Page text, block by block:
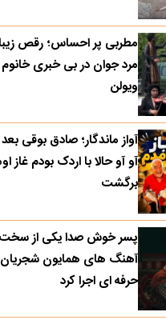
مطربی پر احساس؛ رقص
مرد جوان در بی خبری خانوم
ویولن
آواز ماندگار؛ صادق بوقی
آو آو حالا با اردک بودم غاز
برگشت
پسر خوش صدا یکی از سخت
آهنگ های همایون شجریان
حرفه ای اجرا کرد